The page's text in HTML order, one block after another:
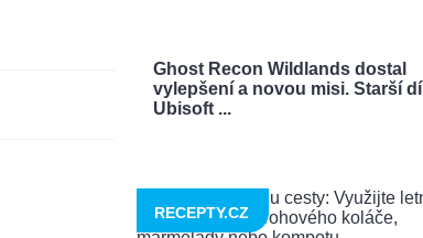
Ghost Recon Wildlands dostal
vylepšení a novou misi. Starší díl
Ubisoft ...
RECEPTY.CZ